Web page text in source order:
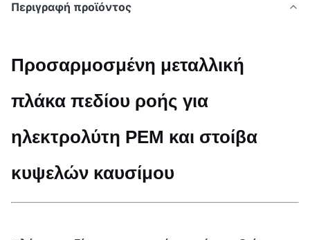
Περιγραφή προϊόντος
Προσαρμοσμένη μεταλλική
πλάκα πεδίου ροής για
ηλεκτρολύτη PEM και στοίβα
κυψελών καυσίμου